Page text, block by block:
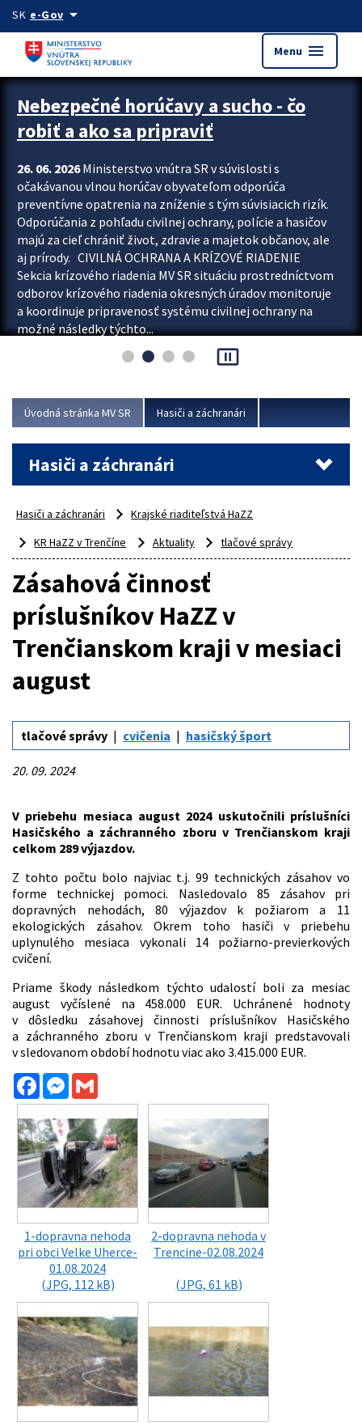
Preskocit na hlavný obsah
SK e-Govarrow_drop_down
Menu menu
Zastavit automatický posun upútavok
Nebezpečné horúčavy a sucho - čo
robiť a ako sa pripraviť
26. 06. 2026Ministerstvo vnútra SR v súvislosti s
očakávanou vlnou horúčav obyvateľom odporúča
preventívne opatrenia na zníženie s tým súvisiacich rizík.
Odporúčania z pohľadu civilnej ochrany, polície a hasičov
majú za cieľ chrániť život, zdravie a majetok občanov, ale
aj prírody. CIVILNÁ OCHRANA A KRÍZOVÉ RIADENIE
Sekcia krízového riadenia MV SR situáciu prostredníctvom
odborov krízového riadenia okresných úradov monitoruje
a koordinuje pripravenosť systému civilnej ochrany na
možné následky týchto...
pause_presentation
Úvodná stránka MV SR Hasiči a záchranári
Hasiči a záchranári
Hasiči a záchranári
Krajské riaditeľstvá HaZZ
KR HaZZ v Trenčíne
Aktuality tlačové správy
Zásahová činnosť
príslušníkov HaZZ v
Trenčianskom kraji v mesiaci
august
tlačové správy cvičenia hasičský šport
20. 09. 2024
V priebehu mesiaca august 2024 uskutočnili príslušníci
Hasičského a záchranného zboru v Trenčianskom kraji
celkom 289 výjazdov.
Z tohto počtu bolo najviac t.j. 99 technických zásahov vo
forme technickej pomoci. Nasledovalo 85 zásahov pri
dopravných nehodách, 80 výjazdov k požiarom a 11
ekologických zásahov. Okrem toho hasiči v priebehu
uplynulého mesiaca vykonali 14 požiarno-previerkových
cvičení.
Priame škody následkom týchto udalostí boli za mesiac
august vyčíslené na 458.000 EUR. Uchránené hodnoty
v dôsledku zásahovej činnosti príslušníkov Hasičského
a záchranného zboru v Trenčianskom kraji predstavovali
v sledovanom období hodnotu viac ako 3.415.000 EUR.
FacebookMessenger
1-dopravna nehoda
pri obci Velke Uherce-
01.08.2024
(JPG, 112 kB)
2-dopravna nehoda v
Trencine-02.08.2024
(JPG, 61 kB)